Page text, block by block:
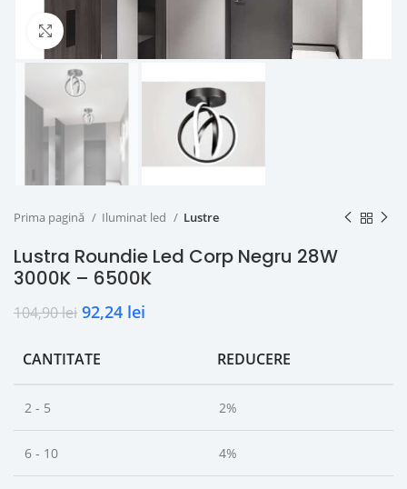
Prima pagină Iluminat led Lustre
Lustra Roundie Led Corp Negru 28W
3000K – 6500K
104,90lei 92,24 lei
CANTITATE REDUCERE
2 - 5 2%
6 - 10 4%